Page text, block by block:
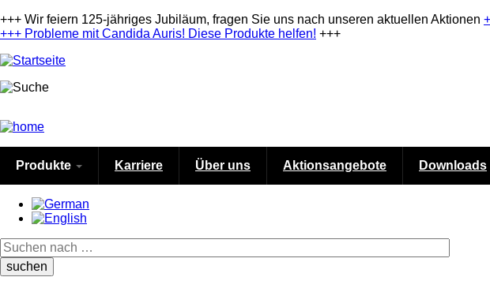
Direkt
zum
+++ Wir feiern 125-jähriges Jubiläum, fragen Sie uns nach unseren aktuellen Aktionen
+++ Probleme mit Candida Auris! Diese Produkte helfen! +++
Produkte Karriere Über uns Aktionsangebote Downloads
Suche